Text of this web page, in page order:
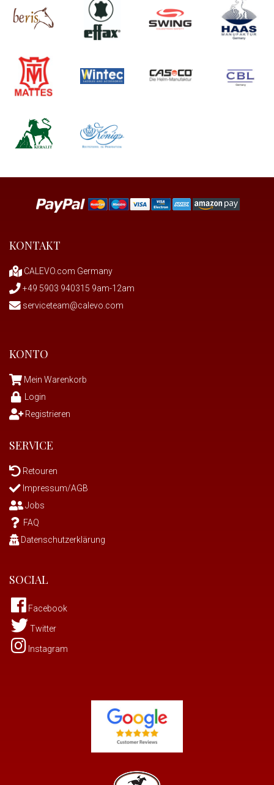
KONTAKT
CALEVO.com Germany
+49 5903 940315 9am-12am
serviceteam@calevo.com
KONTO
Mein Warenkorb
Login
Registrieren
SERVICE
Retouren
Impressum/AGB
Jobs
FAQ
Datenschutzerklärung
SOCIAL
Facebook
Twitter
Instagram